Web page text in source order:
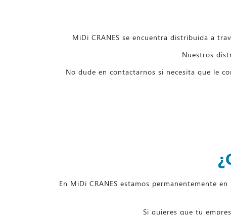
MiDi CRANES se encuentra distribuida a
Nuestros
No dude en contactarnos si necesita que le
En MiDi CRANES estamos permanentemente
Si quieres que tu